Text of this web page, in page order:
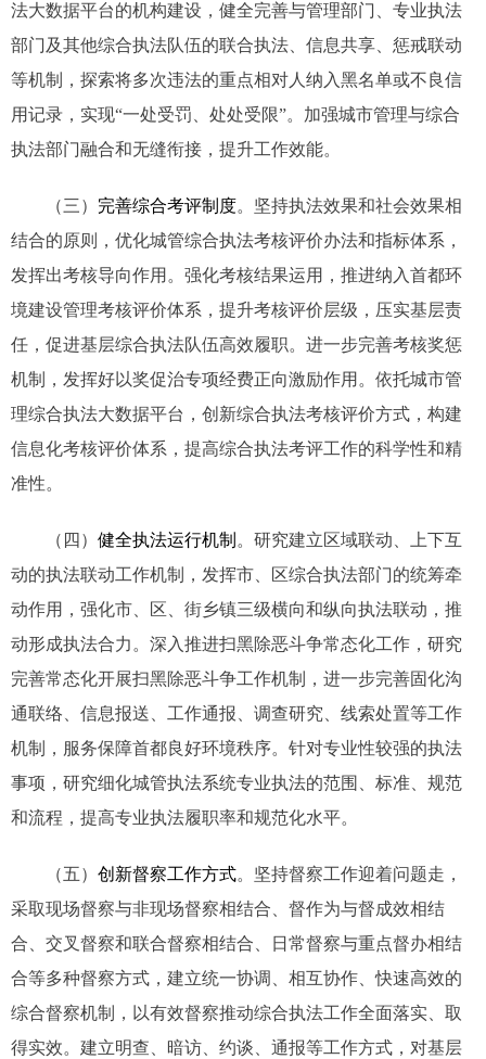
法大数据平台的机构建设，健全完善与管理部门、专业执法
部门及其他综合执法队伍的联合执法、信息共享、惩戒联动
等机制，探索将多次违法的重点相对人纳入黑名单或不良信
用记录，实现“一处受罚、处处受限”。加强城市管理与综合
执法部门融合和无缝衔接，提升工作效能。
（三） 完善综合考评制度。坚持执法效果和社会效果相
结合的原则，优化城管综合执法考核评价办法和指标体系，
发挥出考核导向作用。强化考核结果运用，推进纳入首都环
境建设管理考核评价体系，提升考核评价层级，压实基层责
任，促进基层综合执法队伍高效履职。进一步完善考核奖惩
机制，发挥好以奖促治专项经费正向激励作用。依托城市管
理综合执法大数据平台，创新综合执法考核评价方式，构建
信息化考核评价体系，提高综合执法考评工作的科学性和精
准性。
（四） 健全执法运行机制 。研究建立区域联动、上下互
动的执法联动工作机制，发挥市、区综合执法部门的统筹牵
动作用，强化市、区、街乡镇三级横向和纵向执法联动，推
动形成执法合力。深入推进扫黑除恶斗争常态化工作，研究
完善常态化开展扫黑除恶斗争工作机制，进一步完善固化沟
通联络、信息报送、工作通报、调查研究、线索处置等工作
机制，服务保障首都良好环境秩序。针对专业性较强的执法
事项，研究细化城管执法系统专业执法的范围、标准、规范
和流程，提高专业执法履职率和规范化水平。
（五） 创新督察工作方式。坚持督察工作迎着问题走，
采取现场督察与非现场督察相结合、督作为与督成效相结
合、交叉督察和联合督察相结合、日常督察与重点督办相结
合等多种督察方式，建立统一协调、相互协作、快速高效的
综合督察机制，以有效督察推动综合执法工作全面落实、取
得实效。建立明查、暗访、约谈、通报等工作方式，对基层